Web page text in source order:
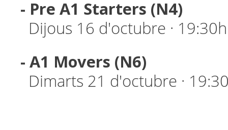
- Pre A1 Starters (N4)
Dijous 16 d'octubre · 19:30h
- A1 Movers (N6)
Dimarts 21 d'octubre ·